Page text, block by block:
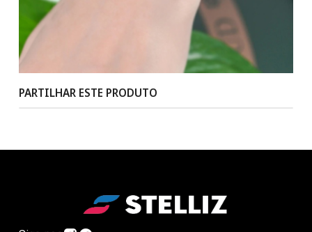
PARTILHAR ESTE PRODUTO